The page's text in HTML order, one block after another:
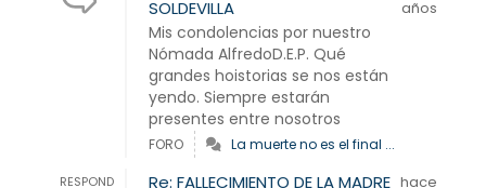
SOLDEVILLA
Mis condolencias por nuestro
Nómada AlfredoD.E.P. Qué
grandes hoistorias se nos están
yendo. Siempre estarán
presentes entre nosotros
años
FORO La muerte no es el final ...
RESPOND
Re: FALLECIMIENTO DE LA MADRE hace